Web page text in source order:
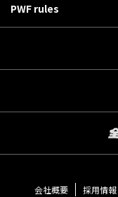
PWF rules
会社概要 採用情報